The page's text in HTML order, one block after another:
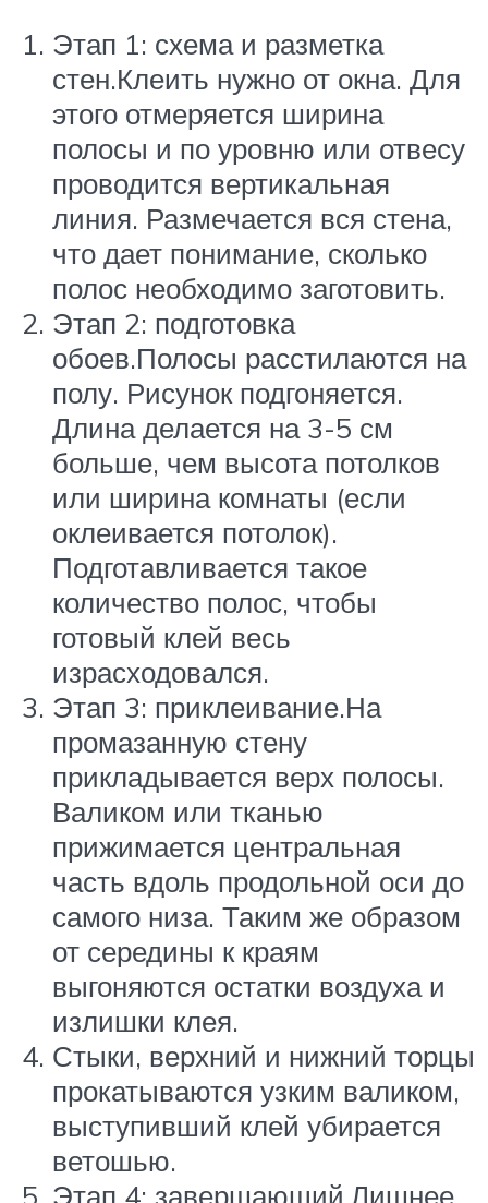
Этап 1: схема и разметка
стен.Клеить нужно от окна. Для
этого отмеряется ширина
полосы и по уровню или отвесу
проводится вертикальная
линия. Размечается вся стена,
что дает понимание, сколько
полос необходимо заготовить.
Этап 2: подготовка
обоев.Полосы расстилаются на
полу. Рисунок подгоняется.
Длина делается на 3-5 см
больше, чем высота потолков
или ширина комнаты (если
оклеивается потолок).
Подготавливается такое
количество полос, чтобы
готовый клей весь
израсходовался.
Этап 3: приклеивание.На
промазанную стену
прикладывается верх полосы.
Валиком или тканью
прижимается центральная
часть вдоль продольной оси до
самого низа. Таким же образом
от середины к краям
выгоняются остатки воздуха и
излишки клея.
Стыки, верхний и нижний торцы
прокатываются узким валиком,
выступивший клей убирается
ветошью.
Этап 4: завершающий.Лишнее